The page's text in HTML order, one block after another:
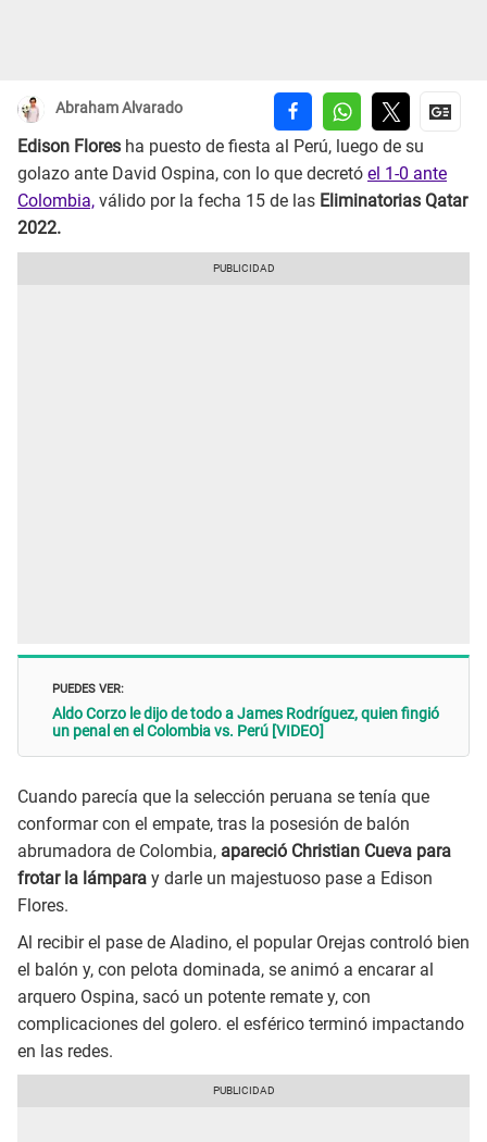
Abraham Alvarado
Edison Flores ha puesto de fiesta al Perú, luego de su
golazo ante David Ospina, con lo que decretó el 1-0 ante
Colombia, válido por la fecha 15 de las Eliminatorias Qatar
2022.
PUEDES VER:
Aldo Corzo le dijo de todo a James Rodríguez, quien fingió
un penal en el Colombia vs. Perú [VIDEO]
Cuando parecía que la selección peruana se tenía que
conformar con el empate, tras la posesión de balón
abrumadora de Colombia, apareció Christian Cueva para
frotar la lámpara y darle un majestuoso pase a Edison
Flores.
Al recibir el pase de Aladino, el popular Orejas controló bien
el balón y, con pelota dominada, se animó a encarar al
arquero Ospina, sacó un potente remate y, con
complicaciones del golero. el esférico terminó impactando
en las redes.